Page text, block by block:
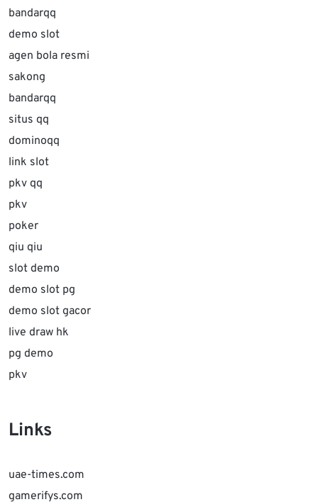
bandarqq
demo slot
agen bola resmi
sakong
bandarqq
situs qq
dominoqq
link slot
pkv qq
pkv
poker
qiu qiu
slot demo
demo slot pg
demo slot gacor
live draw hk
pg demo
pkv
Links
uae-times.com
gamerifys.com